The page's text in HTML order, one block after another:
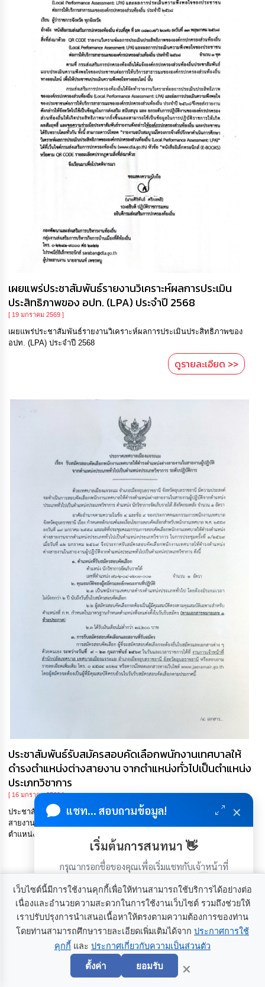
เผยแพร่ประชาสัมพันธ์รายงานวิเคราะห์ผลการประเมิน
ประสิทธิภาพของ อปท. (LPA) ประจำปี 2568
[ 19 มกราคม 2569 ]
เผยแพร่ประชาสัมพันธ์รายงานวิเคราะห์ผลการประเมินประสิทธิภาพของ
อปท. (LPA) ประจำปี 2568
ดูรายละเอียด >>
ประชาสัมพันธ์รับสมัครสอบคัดเลือกพนักงานเทศบาลให้
ดำรงตำแหน่งต่างสายงาน จากตำแหน่งทั่วไปเป็นตำแหน่ง
ประเภทวิชาการ
[ 16 มกราคม 2569 ]
ประชาสัมพันธ์รับสมัครสอบคัดเลือกพนักงานเทศบาลให้ดำรงตำแหน่งต่าง
สายงาน จากตำแหน่งทั่วไปเป็นตำแหน่งประเภทวิชาการ ระดับปฏิบัติการ
ตำแหน่ง นักวิชาการจัดเก็บรายได้ เลขที่ 76-204-3203-001
ดูรายละเอียด >>
แชท... สอบถามข้อมูล! ×
เริ่มต้นการสนทนา 👋
กรุณากรอกชื่อของคุณเพื่อเริ่มแชทกับเจ้าหน้าที่
เริ่มแชท
เว็บไซต์นี้มีการใช้งานคุกกี้เพื่อให้ท่านสามารถใช้บริการได้อย่างต่อ
เนื่องและอำนวยความสะดวกในการใช้งานเว็บไซต์ รวมถึงช่วยให้
เราปรับปรุงการนำเสนอเนื้อหาให้ตรงตามความต้องการของท่าน
โดยท่านสามารถศึกษารายละเอียดเพิ่มเติมได้จาก ประกาศการใช้
คุกกี้ และ ประกาศเกี่ยวกับความเป็นส่วนตัว
ตั้งค่า ยอมรับ ×